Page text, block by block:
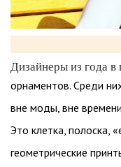
Дизайнеры из года
орнаментов. Среди
вне моды, вне
Это клетка, полоска,
геометрические